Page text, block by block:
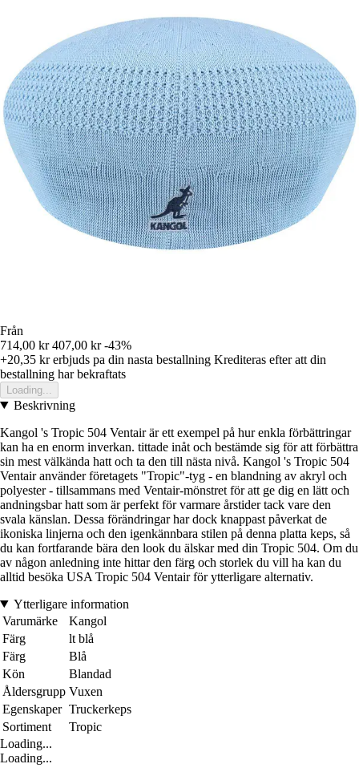
Från
714,00 kr 407,00 kr -43%
+20,35 krerbjuds pa din nasta bestallning Krediteras efter att din
bestallning har bekraftats
Loading...
Beskrivning
Kangol 's Tropic 504 Ventair är ett exempel på hur enkla förbättringar
kan ha en enorm inverkan. tittade inåt och bestämde sig för att förbättra
sin mest välkända hatt och ta den till nästa nivå. Kangol 's Tropic 504
Ventair använder företagets "Tropic"-tyg - en blandning av akryl och
polyester - tillsammans med Ventair-mönstret för att ge dig en lätt och
andningsbar hatt som är perfekt för varmare årstider tack vare den
svala känslan. Dessa förändringar har dock knappast påverkat de
ikoniska linjerna och den igenkännbara stilen på denna platta keps, så
du kan fortfarande bära den look du älskar med din Tropic 504. Om du
av någon anledning inte hittar den färg och storlek du vill ha kan du
alltid besöka USA Tropic 504 Ventair för ytterligare alternativ.
Ytterligare information
Varumärke
Kangol
Färg
lt blå
Färg
Blå
Kön
Blandad
Åldersgrupp Vuxen
Egenskaper Truckerkeps
Sortiment
Tropic
Loading...
Loading...